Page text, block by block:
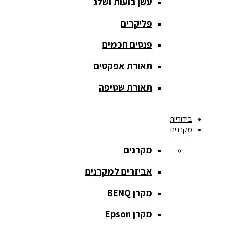
אחורית
מסך הקרנה
חצובה
מסך הקרנה
קבוע
מסך מסגרת
נייד
פליקרים
פנסים חכמים
תאורת אפקטים
תאורת שטיפה
בידוריות
מקרנים
מקרנים
אביזרים למקרנים
מקרן BENQ
מקרן Epson